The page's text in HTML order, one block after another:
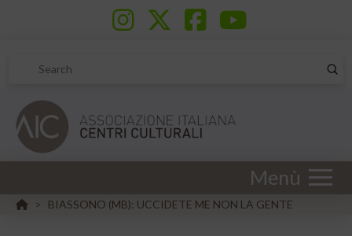
Search
Menù
HOME
> BIASSONO (MB): UCCIDETE ME NON LA GENTE